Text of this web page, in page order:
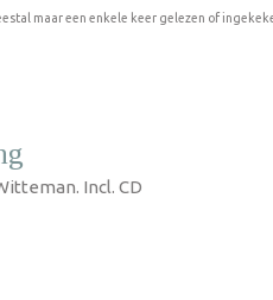
maar een enkele keer gelezen of
Incl. CD